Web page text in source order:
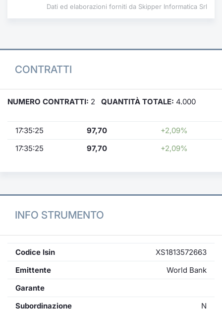
Dati ed elaborazioni forniti da Skipper Informatica Srl
CONTRATTI
NUMERO CONTRATTI: 2 QUANTITÀ TOTALE: 4.000
17:35:25 97,70
+2,09%
17:35:25
97,70 +2,09%
INFO STRUMENTO
Codice Isin
XS1813572663
Emittente
World Bank
Garante
Subordinazione
N